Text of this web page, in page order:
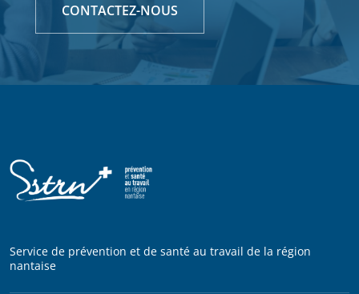
CONTACTEZ-NOUS
Service de prévention et de santé au travail de la région
nantaise